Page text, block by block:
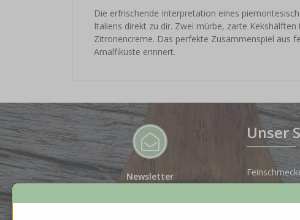
Die erfrischende Interpretation eines
Italiens direkt zu dir. Zwei mürbe, zarte
Zitronencreme. Das perfekte Zusammenspiel aus
Amalfiküste erinnert.
Newsletter
Unser